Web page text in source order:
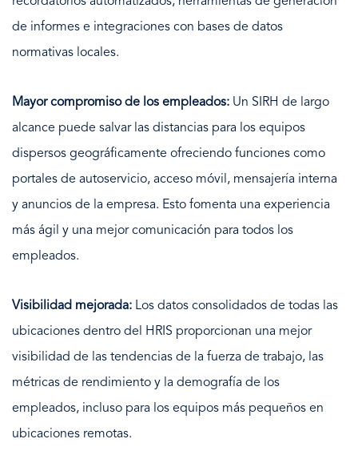
de informes e integraciones con bases de datos
normativas locales.
Mayor compromiso de los empleados: Un SIRH de largo
alcance puede salvar las distancias para los equipos
dispersos geográficamente ofreciendo funciones como
portales de autoservicio, acceso móvil, mensajería interna
y anuncios de la empresa. Esto fomenta una experiencia
más ágil y una mejor comunicación para todos los
empleados.
Visibilidad mejorada: Los datos consolidados de todas las
ubicaciones dentro del HRIS proporcionan una mejor
visibilidad de las tendencias de la fuerza de trabajo, las
métricas de rendimiento y la demografía de los
empleados, incluso para los equipos más pequeños en
ubicaciones remotas.